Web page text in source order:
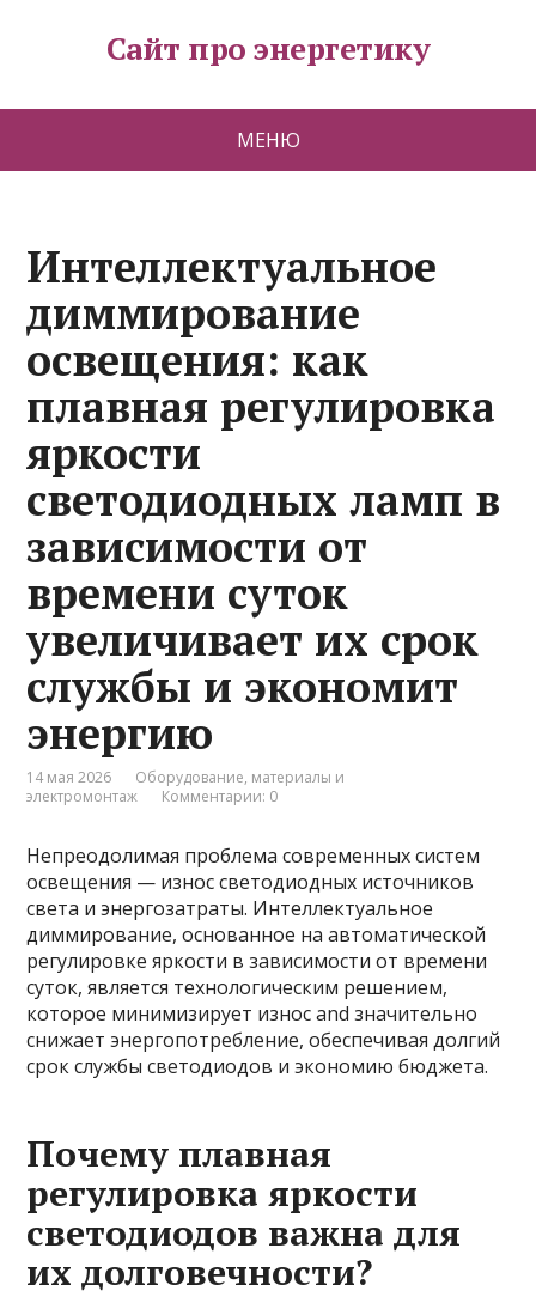
Сайт про энергетику
МЕНЮ
Интеллектуальное
диммирование
освещения: как
плавная регулировка
яркости
светодиодных ламп в
зависимости от
времени суток
увеличивает их срок
службы и экономит
энергию
14 мая 2026
Оборудование, материалы и
электромонтаж
Комментарии: 0
Непреодолимая проблема современных систем
освещения — износ светодиодных источников
света и энергозатраты. Интеллектуальное
диммирование, основанное на автоматической
регулировке яркости в зависимости от времени
суток, является технологическим решением,
которое минимизирует износ and значительно
снижает энергопотребление, обеспечивая долгий
срок службы светодиодов и экономию бюджета.
Почему плавная
регулировка яркости
светодиодов важна для
их долговечности?